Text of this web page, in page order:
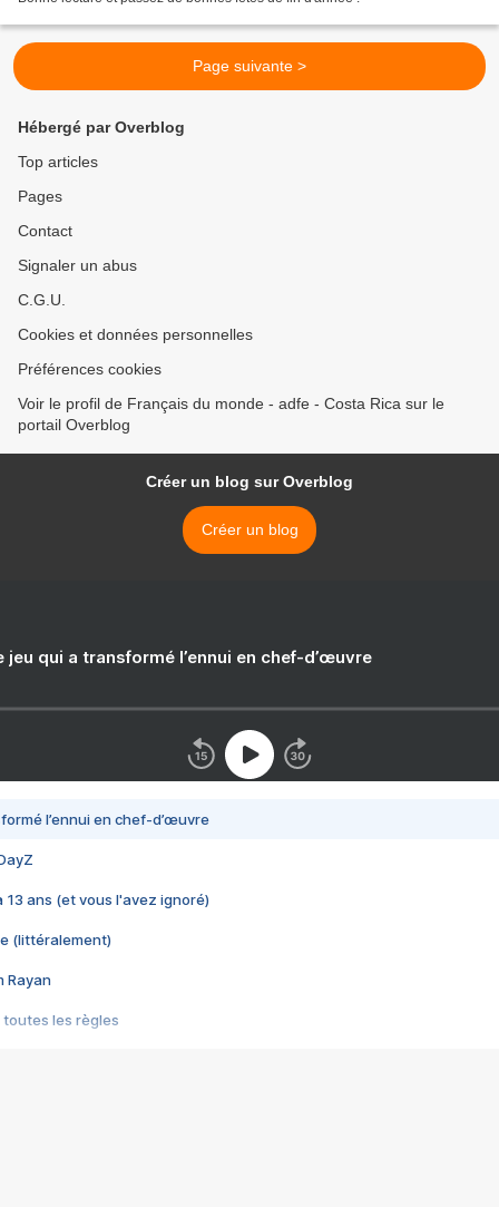
Page suivante >
Hébergé par Overblog
Top articles
Pages
Contact
Signaler un abus
C.G.U.
Cookies et données personnelles
Préférences cookies
Voir le profil de Français du monde - adfe - Costa Rica sur le
portail Overblog
Créer un blog sur Overblog
Créer un blog
jeu qui a transformé l’ennui en chef-d’œuvre
l’ennui en chef-d’œuvre
13 ans (et vous l'avez ignoré)
(littéralement)
Rayan
toutes les règles